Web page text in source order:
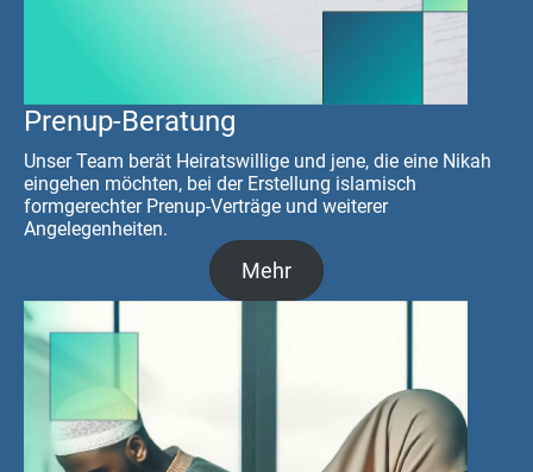
Prenup-Beratung
Unser Team berät Heiratswillige und jene, die eine Nikah
eingehen möchten, bei der Erstellung islamisch
formgerechter Prenup-Verträge und weiterer
Angelegenheiten.
Mehr